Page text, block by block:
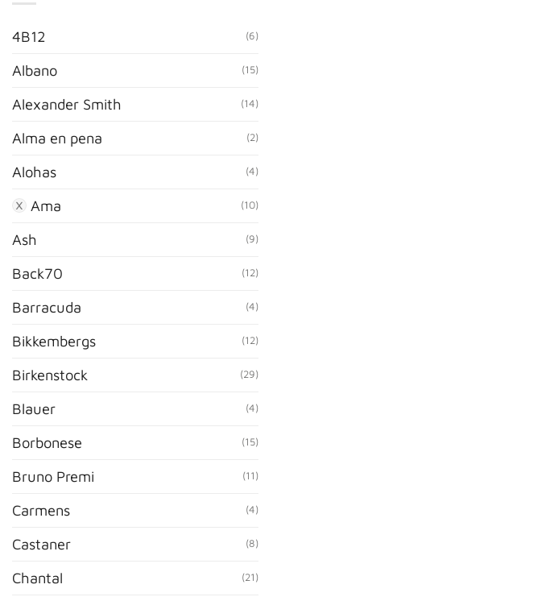
4B12 (6)
Albano (15)
Alexander Smith (14)
Alma en pena (2)
Alohas (4)
Ama (10)
Ash (9)
Back70 (12)
Barracuda (4)
Bikkembergs (12)
Birkenstock (29)
Blauer (4)
Borbonese (15)
Bruno Premi (11)
Carmens (4)
Castaner (8)
Chantal (21)